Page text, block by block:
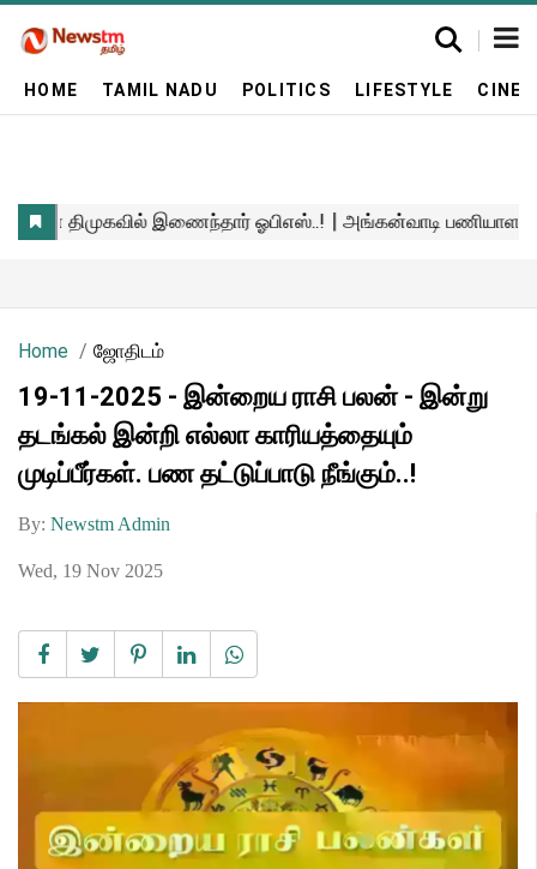
HOME TAMIL NADU POLITICS LIFESTYLE
Home ஜோதிடம்
19-11-2025 - இன்றைய ராசி பலன் - இன்று
தடங்கல் இன்றி எல்லா காரியத்தையும்
முடிப்பீர்கள். பண தட்டுப்பாடு நீங்கும்..!​​
By: Newstm Admin
Wed, 19 Nov 2025